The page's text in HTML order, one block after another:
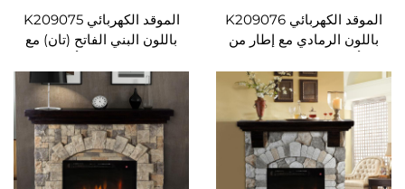
الموقد الكهربائي K209076
مع إطار من
عن بُعد قابلة
حيث درجة الحرارة
الموقد الكهربائي K209075
باللون البني الفاتح (تان) مع
المغنيسيوم (Mgo) ووحدة
تحكم عن بُعد قابلة للضبط من
حيث درجة الحرارة